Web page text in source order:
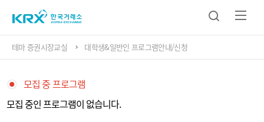
테마 증권시장교실 대학생&일반인 프로그램안내/신청
모집 중 프로그램
모집 중인 프로그램이 없습니다.